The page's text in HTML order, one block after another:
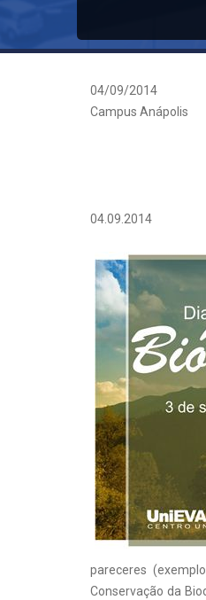
04/09/2014
Campus Anápolis
04.09.2014
pareceres
Conservação da